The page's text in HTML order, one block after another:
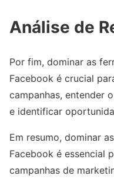
Análise de
Por fim, dominar as
Facebook é crucial
campanhas, entender
e identificar
Em resumo, dominar
Facebook é essencial
campanhas de